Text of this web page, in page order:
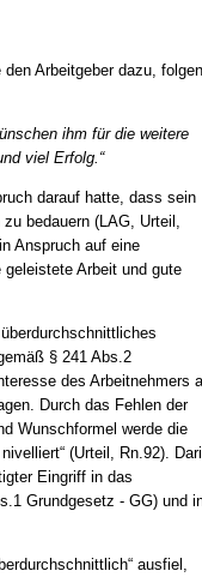
Arbeitgeber dazu,
ihm für die weitere
viel Erfolg.“
darauf hatte, dass sein
bedauern (LAG, Urteil,
Anspruch auf eine
Arbeit und gute
§ 241 Abs.2
des Arbeitnehmers
Durch das Fehlen der
Wunschformel werde die
(Urteil, Rn.92).
Eingriff in das
Grundgesetz - GG) und
ausfiel,